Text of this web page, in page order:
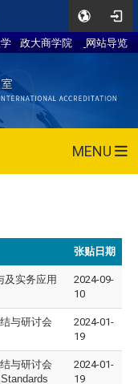
政大商学院 网站导览
MENU
张贴日期
及实务应用
2024-09-
10
与研讨会
2024-01-
19
与研讨会
2024-01-
19